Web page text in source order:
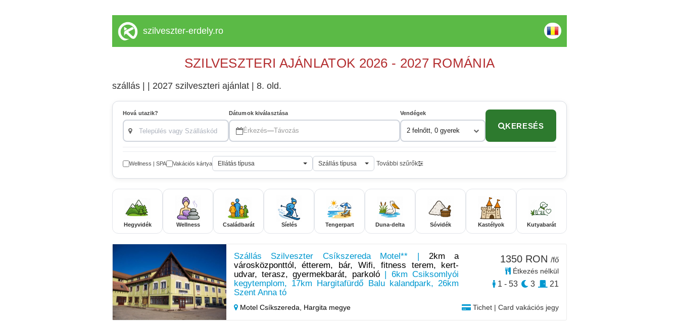
szilveszter-erdely.ro
SZILVESZTERI AJÁNLATOK 2026 - 2027 ROMÁNIA
szállás | | 2027 szilveszteri ajánlat | 8. old.
Hová utazik? Dátumok kiválasztása
Érkezés—Távozás
Vendégek
2 felnőtt, 0 gyerek
KERESÉS
Wellness | SPA Vakációs kártya Ellátás típusa Szállás típusa További szűrők
Hegyvidék Wellness Családbarát Síelés Tengerpart Duna-delta Sóvidék Kastélyok Kutyabarát
Szállás Szilveszter Csíkszereda Motel** | 2km a
városközponttól, étterem, bár, Wifi, fitness terem, kert-
udvar, terasz, gyermekbarát, parkoló| 6km Csiksomlyói
kegytemplom, 17km Hargitafürdő Balu kalandpark, 26km
Szent Anna tó
Motel Csíkszereda, Hargita megye Tichet | Card vakációs jegy
1350 RON /fő
Étkezés nélkül
1 - 53 3 21